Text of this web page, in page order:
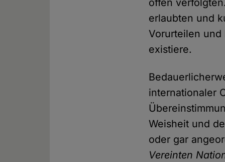
offen
erlaubten und
Vorurteilen
existiere.
internationaler
Weisheit und
oder gar
Vereinten